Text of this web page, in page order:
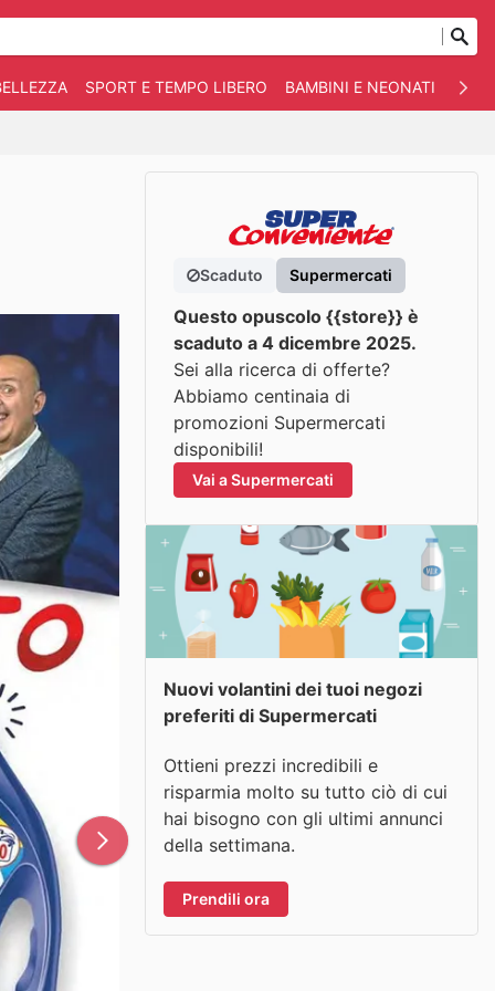
SPORT E TEMPO LIBERO BAMBINI E NEONATI
Scaduto Supermercati
Questo opuscolo {{store}} è
scaduto a 4 dicembre 2025.
Sei alla ricerca di offerte?
Abbiamo centinaia di
promozioni Supermercati
disponibili!
Vai a Supermercati
Nuovi volantini dei tuoi negozi
preferiti di Supermercati
Ottieni prezzi incredibili e
risparmia molto su tutto ciò di cui
hai bisogno con gli ultimi annunci
della settimana.
Prendili ora